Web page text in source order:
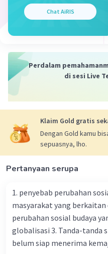
Chat AiRIS
Perdalam
di sesi Live
Klaim Gold gratis
Dengan Gold kamu
sepuasnya, lho.
Pertanyaan serupa
1. penyebab perubahan
masyarakat yang
perubahan sosial budaya
globalisasi 3. Tanda-tanda
belum siap menerima